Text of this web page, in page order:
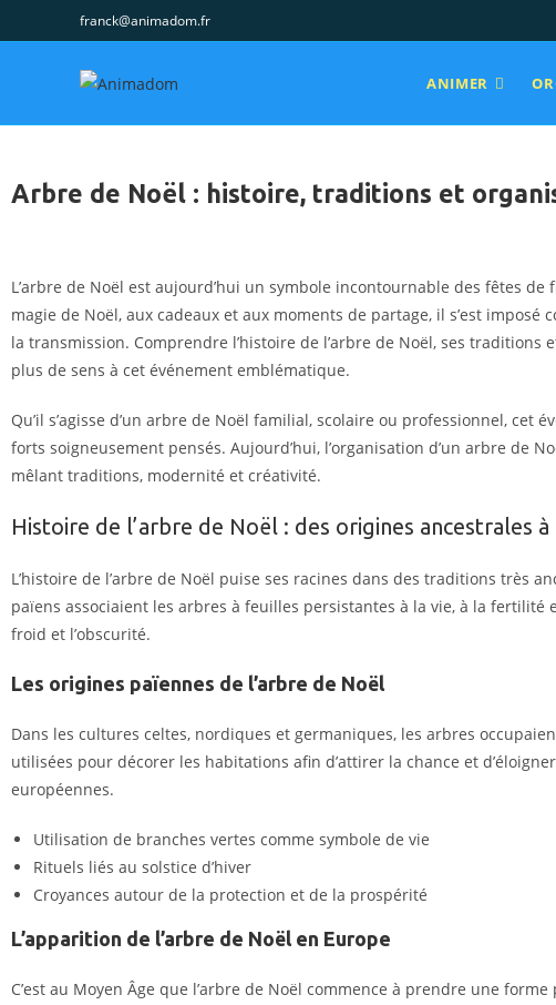
franck@animadom.fr
ANIMER
Arbre de Noël : histoire, traditions et
L’arbre de Noël est aujourd’hui un symbole incontournable des fêtes de
magie de Noël, aux cadeaux et aux moments de partage, il s’est
la transmission. Comprendre l’histoire de l’arbre de Noël, ses
plus de sens à cet événement emblématique.
Qu’il s’agisse d’un arbre de Noël familial, scolaire ou professionnel,
forts soigneusement pensés. Aujourd’hui, l’organisation d’un arbre de
mêlant traditions, modernité et créativité.
Histoire de l’arbre de Noël : des origines ancestrales
L’histoire de l’arbre de Noël puise ses racines dans des traditions très
païens associaient les arbres à feuilles persistantes à la vie, à la
froid et l’obscurité.
Les origines païennes de l’arbre de Noël
Dans les cultures celtes, nordiques et germaniques, les arbres
utilisées pour décorer les habitations afin d’attirer la chance et
européennes.
Utilisation de branches vertes comme symbole de vie
Rituels liés au solstice d’hiver
Croyances autour de la protection et de la prospérité
L’apparition de l’arbre de Noël en Europe
C’est au Moyen Âge que l’arbre de Noël commence à prendre une